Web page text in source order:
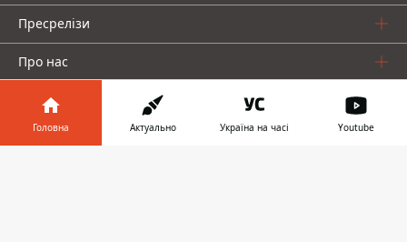
Пресрелізи
Про нас
Головна Актуально Україна на часі Youtube